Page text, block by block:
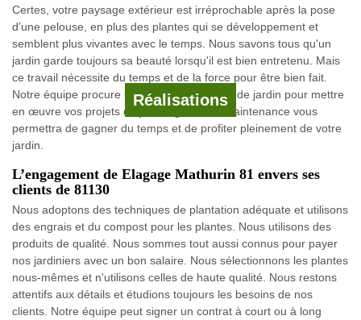
Réalisations
Certes, votre paysage extérieur est irréprochable après la pose
d’une pelouse, en plus des plantes qui se développement et
semblent plus vivantes avec le temps. Nous savons tous qu'un
jardin garde toujours sa beauté lorsqu'il est bien entretenu. Mais
ce travail nécessite du temps et de la force pour être bien fait.
Notre équipe procure un service d'entretien de jardin pour mettre
en œuvre vos projets de jardinage. Cette maintenance vous
permettra de gagner du temps et de profiter pleinement de votre
jardin.
L’engagement de Elagage Mathurin 81 envers ses
clients de 81130
Nous adoptons des techniques de plantation adéquate et utilisons
des engrais et du compost pour les plantes. Nous utilisons des
produits de qualité. Nous sommes tout aussi connus pour payer
nos jardiniers avec un bon salaire. Nous sélectionnons les plantes
nous-mêmes et n'utilisons celles de haute qualité. Nous restons
attentifs aux détails et étudions toujours les besoins de nos
clients. Notre équipe peut signer un contrat à court ou à long